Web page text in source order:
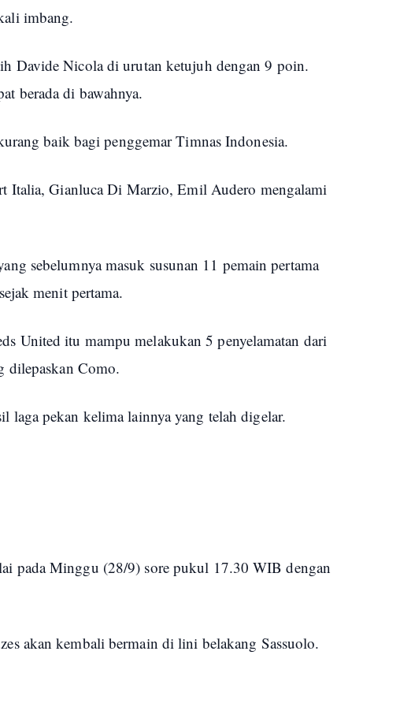
imbang.
Davide Nicola di urutan ketujuh dengan 9 poin.
berada di bawahnya.
baik bagi penggemar Timnas Indonesia.
Italia, Gianluca Di Marzio, Emil Audero mengalami
sebelumnya masuk susunan 11 pemain pertama
menit pertama.
United itu mampu melakukan 5 penyelamatan dari
dilepaskan Como.
laga pekan kelima lainnya yang telah digelar.
pada Minggu (28/9) sore pukul 17.30 WIB dengan
akan kembali bermain di lini belakang Sassuolo.